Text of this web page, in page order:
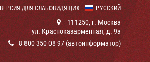
РУССКИЙ
ВЕРСИЯ ДЛЯ СЛАБОВИДЯЩИХ
111250, г. Москва
ул. Красноказарменная, д. 9а
8 800 350 08 97 (автоинформатор)